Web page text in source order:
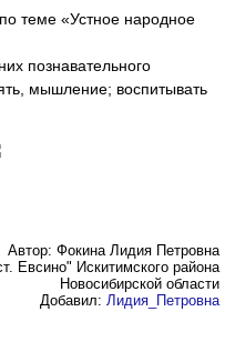
теме «Устное народное
познавательного
мышление; воспитывать
Автор: Фокина Лидия Петровна
Искитимского района
Новосибирской области
Добавил: Лидия_Петровна